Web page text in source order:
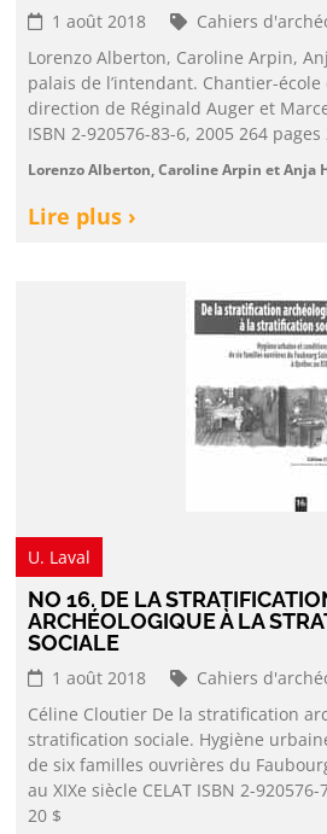
1 août 2018
Cahiers
Lorenzo Alberton, Caroline Arpin,
palais de l’intendant. Chantier-école
direction de Réginald Auger et
ISBN 2-920576-83-6, 2005 264 pages
Lorenzo Alberton, Caroline Arpin et Anja
Lire plus ›
U. Laval
NO 16. DE LA
ARCHÉOLOGIQUE À LA
SOCIALE
1 août 2018
Cahiers
Céline Cloutier De la stratification
stratification sociale. Hygiène
de six familles ouvrières du
au XIXe siècle CELAT ISBN 2-
20 $